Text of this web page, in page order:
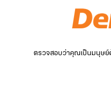
ตรวจสอบว่าคุณเป็นมนุษย์